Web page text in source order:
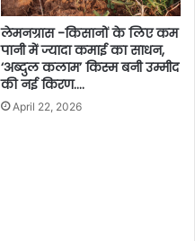
लेमनग्रास -किसानों के लिए कम
पानी में ज्यादा कमाई का साधन,
‘अब्दुल कलाम’ किस्म बनी उम्मीद
की नई किरण….
April 22, 2026